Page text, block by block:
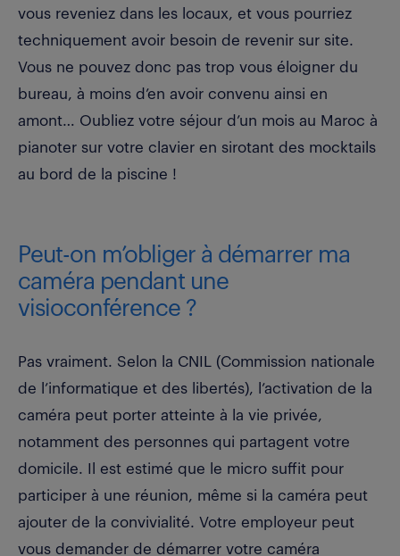
vous reveniez dans les locaux, et vous pourriez
techniquement avoir besoin de revenir sur site.
Vous ne pouvez donc pas trop vous éloigner du
bureau, à moins d’en avoir convenu ainsi en
amont… Oubliez votre séjour d’un mois au Maroc à
pianoter sur votre clavier en sirotant des mocktails
au bord de la piscine !
Peut-on m’obliger à démarrer ma
caméra pendant une
visioconférence ?
Pas vraiment. Selon la CNIL (Commission nationale
de l’informatique et des libertés), l’activation de la
caméra peut porter atteinte à la vie privée,
notamment des personnes qui partagent votre
domicile. Il est estimé que le micro suffit pour
participer à une réunion, même si la caméra peut
ajouter de la convivialité. Votre employeur peut
vous demander de démarrer votre caméra